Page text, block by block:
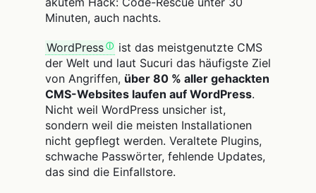
Minuten, auch nachts.
WordPress
ist das meistgenutzte CMS
der Welt und laut Sucuri das häufigste Ziel
von Angriffen, über 80 % aller gehackten
CMS-Websites laufen auf WordPress.
Nicht weil WordPress unsicher ist,
sondern weil die meisten Installationen
nicht gepflegt werden. Veraltete Plugins,
schwache Passwörter, fehlende Updates,
das sind die Einfallstore.